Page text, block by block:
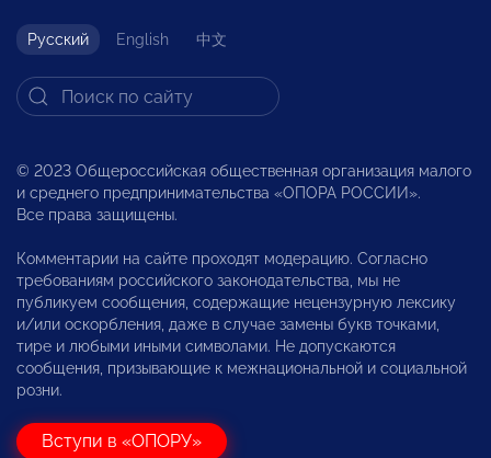
Русский English 中文
© 2023 Общероссийская общественная организация малого
и среднего предпринимательства «ОПОРА РОССИИ».
Все права защищены.
Комментарии на сайте проходят модерацию. Согласно
требованиям российского законодательства, мы не
публикуем сообщения, содержащие нецензурную лексику
и/или оскорбления, даже в случае замены букв точками,
тире и любыми иными символами. Не допускаются
сообщения, призывающие к межнациональной и социальной
розни.
Вступи в «ОПОРУ»